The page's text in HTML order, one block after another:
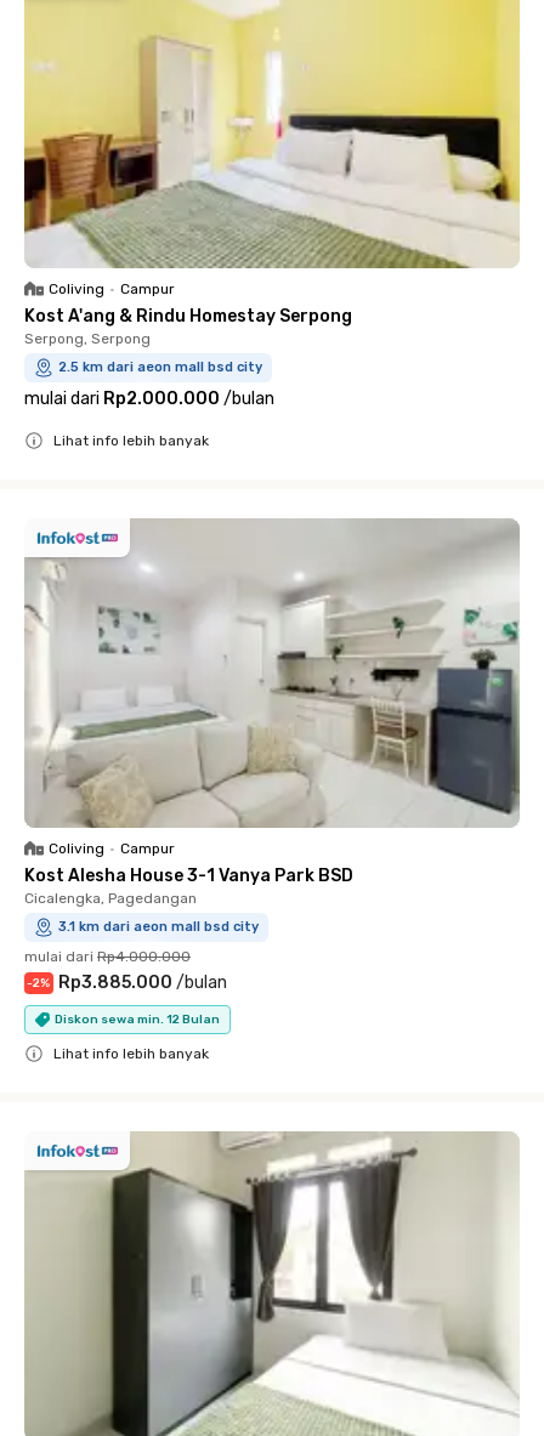
Coliving • Campur
Kost A'ang & Rindu Homestay Serpong
Serpong, Serpong
2.5 km dari aeon mall bsd city
mulai dari Rp2.000.000 /bulan
Lihat info lebih banyak
Coliving • Campur
Kost Alesha House 3-1 Vanya Park BSD
Cicalengka, Pagedangan
3.1 km dari aeon mall bsd city
mulai dari Rp4.000.000
-2% Rp3.885.000 /bulan
Diskon sewa min. 12 Bulan
Lihat info lebih banyak